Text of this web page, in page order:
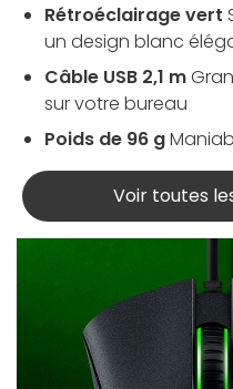
Rétroéclairage vert
un design blanc
Câble USB 2,1 m
sur votre bureau
Poids de 96 g
Voir toutes